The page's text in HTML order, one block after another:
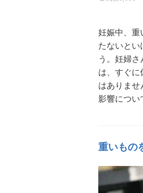
妊娠中、重
たないとい
う。妊婦さ
は、すぐ
はありませ
影響につい
重いもの